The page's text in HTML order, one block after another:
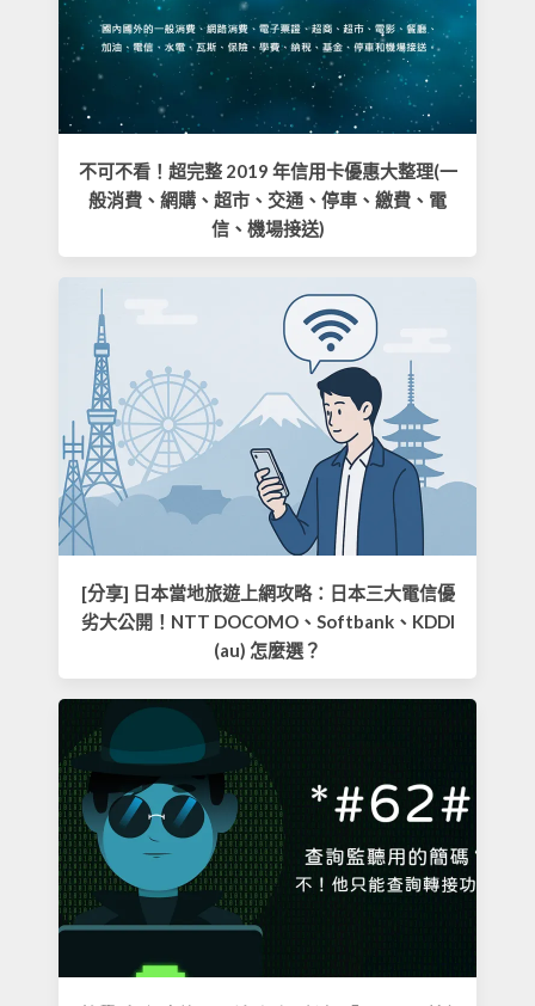
不可不看！超完整 2019 年信用卡優惠大整理(一
般消費、網購、超市、交通、停車、繳費、電
信、機場接送)
[分享] 日本當地旅遊上網攻略：日本三大電信優
劣大公開！NTT DOCOMO、Softbank、KDDI
(au) 怎麼選？